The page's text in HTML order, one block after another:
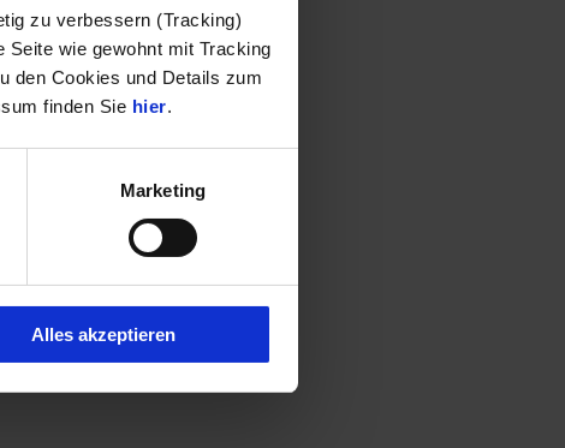
zu verbessern (Tracking)
Seite wie gewohnt mit Tracking
den Cookies und Details zum
finden Sie hier.
Marketing
Alles akzeptieren